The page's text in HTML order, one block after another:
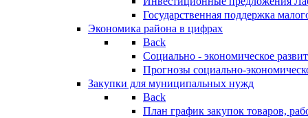
Государственная поддержка
Экономика района в цифрах
Back
Социально - экономическое
Прогнозы социально-
Закупки для муниципальных нужд
Back
План график закупок товаров,